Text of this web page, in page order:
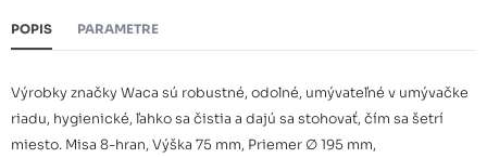
POPIS PARAMETRE
Výrobky značky Waca sú robustné, odolné, umývateľné v umývačke
riadu, hygienické, ľahko sa čistia a dajú sa stohovať, čím sa šetrí
miesto. Misa 8-hran, Výška 75 mm, Priemer ∅ 195 mm,